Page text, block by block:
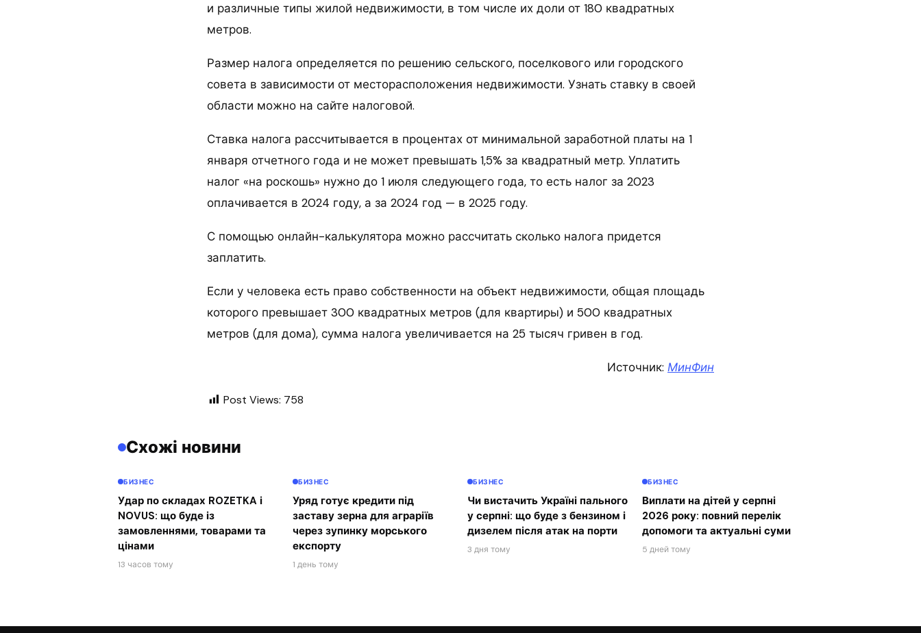
и различные типы жилой недвижимости, в том числе их доли от 180 квадратных
метров.
Размер налога определяется по решению сельского, поселкового или городского
совета в зависимости от месторасположения недвижимости. Узнать ставку в своей
области можно на сайте налоговой.
Ставка налога рассчитывается в процентах от минимальной заработной платы на 1
января отчетного года и не может превышать 1,5% за квадратный метр. Уплатить
налог «на роскошь» нужно до 1 июля следующего года, то есть налог за 2023
оплачивается в 2024 году, а за 2024 год — в 2025 году.
С помощью онлайн-калькулятора можно рассчитать сколько налога придется
заплатить.
Если у человека есть право собственности на объект недвижимости, общая площадь
которого превышает 300 квадратных метров (для квартиры) и 500 квадратных
метров (для дома), сумма налога увеличивается на 25 тысяч гривен в год.
Источник: МинФин
Post Views: 758
Схожі новини
БИЗНЕС
Удар по складах ROZETKA і
NOVUS: що буде із
замовленнями, товарами та
цінами
13 часов тому
БИЗНЕС
Уряд готує кредити під
заставу зерна для аграріїв
через зупинку морського
експорту
1 день тому
БИЗНЕС
Чи вистачить Україні пального
у серпні: що буде з бензином і
дизелем після атак на порти
3 дня тому
БИЗНЕС
Виплати на дітей у серпні
2026 року: повний перелік
допомоги та актуальні суми
5 дней тому